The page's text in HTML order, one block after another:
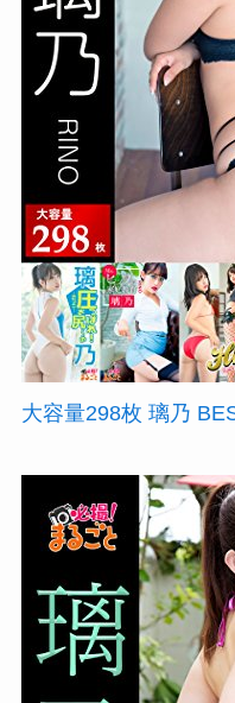
大容量298枚 璃乃